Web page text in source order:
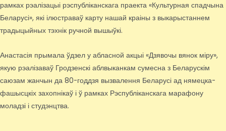
рамках рэалізацыі рэспубліканскага праекта «Культурная спадчына
Беларусі», які ілюстраваў карту нашай краіны з выкарыстаннем
традыцыйных тэхнік ручной вышыўкі.
Анастасія прымала ўдзел у абласной акцыі «Дзявочы вянок міру»,
якую рэалізаваў Гродзенскі аблвыканкам сумесна з Беларускім
саюзам жанчын да 80-годдзя вызвалення Беларусі ад нямецка-
фашысцкіх захопнікаў і ў рамках Рэспубліканскага марафону
моладзі і студэнцтва.